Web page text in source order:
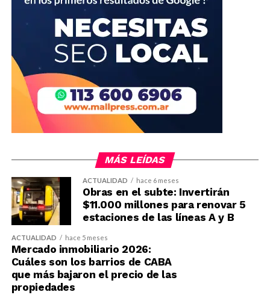
MÁS LEÍDAS
ACTUALIDAD hace 6 meses
Obras en el subte: Invertirán
$11.000 millones para renovar 5
estaciones de las líneas A y B
ACTUALIDAD hace 5 meses
Mercado inmobiliario 2026:
Cuáles son los barrios de CABA
que más bajaron el precio de las
propiedades